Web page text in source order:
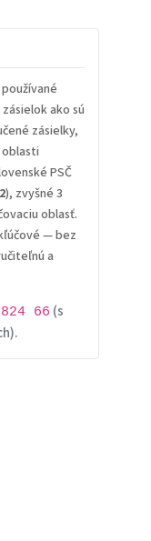
ako sú
zásielky,
PSČ
), zvyšné 3
oblasť.
— bez
a
824 66 (s